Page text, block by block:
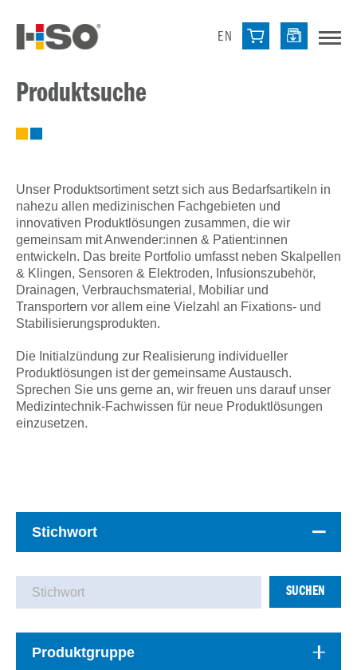
EN
Produktsuche
Unser Produktsortiment setzt sich aus Bedarfsartikeln in
nahezu allen medizinischen Fachgebieten und
innovativen Produktlösungen zusammen, die wir
gemeinsam mit Anwender:innen & Patient:innen
entwickeln. Das breite Portfolio umfasst neben Skalpellen
& Klingen, Sensoren & Elektroden, Infusionszubehör,
Drainagen, Verbrauchsmaterial, Mobiliar und
Transportern vor allem eine Vielzahl an Fixations- und
Stabilisierungsprodukten.
Die Initialzündung zur Realisierung individueller
Produktlösungen ist der gemeinsame Austausch.
Sprechen Sie uns gerne an, wir freuen uns darauf unser
Medizintechnik-Fachwissen für neue Produktlösungen
einzusetzen.
Stichwort
SUCHEN
Produktgruppe